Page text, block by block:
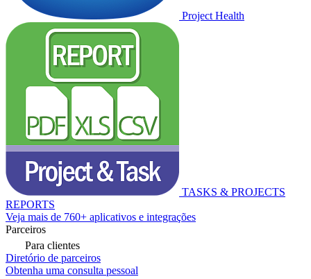
Project Health
TASKS & PROJECTS
REPORTS
Veja mais de 760+ aplicativos e integrações
Parceiros
Para clientes
Diretório de parceiros
Obtenha uma consulta pessoal